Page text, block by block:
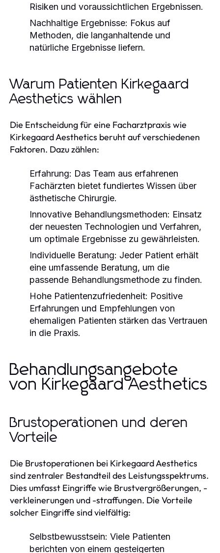
Risiken und voraussichtlichen Ergebnissen.
Nachhaltige Ergebnisse: Fokus auf
Methoden, die langanhaltende und
natürliche Ergebnisse liefern.
Warum Patienten Kirkegaard
Aesthetics wählen
Die Entscheidung für eine Facharztpraxis wie
Kirkegaard Aesthetics beruht auf verschiedenen
Faktoren. Dazu zählen:
Erfahrung: Das Team aus erfahrenen
Fachärzten bietet fundiertes Wissen über
ästhetische Chirurgie.
Innovative Behandlungsmethoden: Einsatz
der neuesten Technologien und Verfahren,
um optimale Ergebnisse zu gewährleisten.
Individuelle Beratung: Jeder Patient erhält
eine umfassende Beratung, um die
passende Behandlungsmethode zu finden.
Hohe Patientenzufriedenheit: Positive
Erfahrungen und Empfehlungen von
ehemaligen Patienten stärken das Vertrauen
in die Praxis.
Behandlungsangebote
von Kirkegaard Aesthetics
Brustoperationen und deren
Vorteile
Die Brustoperationen bei Kirkegaard Aesthetics
sind zentraler Bestandteil des Leistungsspektrums.
Dies umfasst Eingriffe wie Brustvergrößerungen, -
verkleinerungen und -straffungen. Die Vorteile
solcher Eingriffe sind vielfältig:
Selbstbewusstsein: Viele Patienten
berichten von einem gesteigerten